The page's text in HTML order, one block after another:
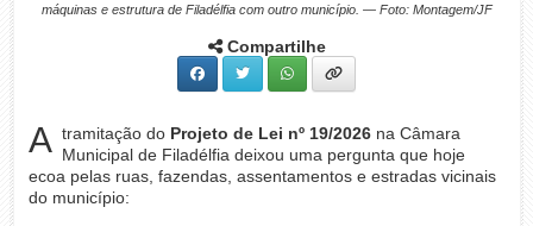
máquinas e estrutura de Filadélfia com outro município. — Foto: Montagem/JF
Compartilhe
A tramitação do Projeto de Lei nº 19/2026na Câmara
Municipal de Filadélfia deixou uma pergunta que hoje
ecoa pelas ruas, fazendas, assentamentos e estradas vicinais
do município: